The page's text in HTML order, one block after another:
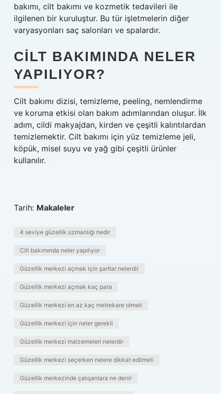
bakımı, cilt bakımı ve kozmetik tedavileri ile
ilgilenen bir kuruluştur. Bu tür işletmelerin diğer
varyasyonları saç salonları ve spalardır.
CILT BAKIMINDA NELER
YAPILIYOR?
Cilt bakımı dizisi, temizleme, peeling, nemlendirme
ve koruma etkisi olan bakım adımlarından oluşur. İlk
adım, cildi makyajdan, kirden ve çeşitli kalıntılardan
temizlemektir. Cilt bakımı için yüz temizleme jeli,
köpük, misel suyu ve yağ gibi çeşitli ürünler
kullanılır.
Tarih: Makaleler
4 seviye güzellik uzmanlığı nedir
Cilt bakımında neler yapılıyor
Güzellik merkezi açmak için şartlar nelerdir
Güzellik merkezi açmak kaç para
Güzellik merkezi en az kaç metrekare olmalı
Güzellik merkezi için neler gerekli
Güzellik merkezi malzemeleri nelerdir
Güzellik merkezi seçerken nelere dikkat edilmeli
Güzellik merkezinde çalışanlara ne denir